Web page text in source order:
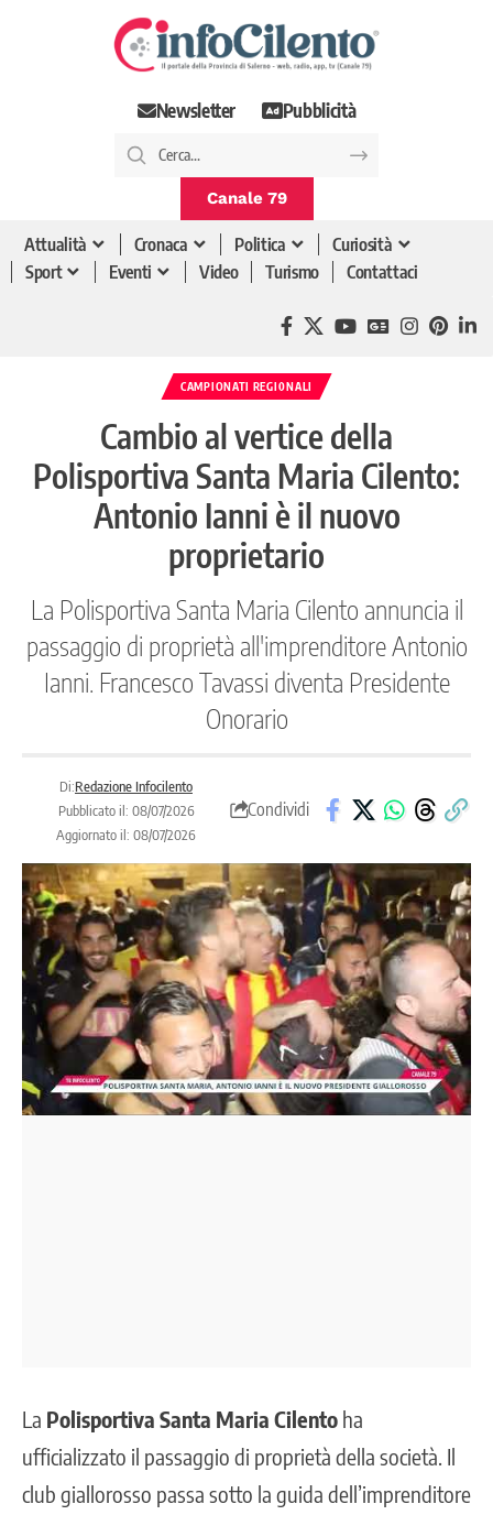
Newsletter Pubblicità
Canale 79
Attualità Cronaca Politica
Curiosità
Sport
Eventi Video Turismo Contattaci
CAMPIONATI REGIONALI
Cambio al vertice della
Polisportiva Santa Maria Cilento:
Antonio Ianni è il nuovo
proprietario
La Polisportiva Santa Maria Cilento annuncia il
passaggio di proprietà all'imprenditore Antonio
Ianni. Francesco Tavassi diventa Presidente
Onorario
Di:Redazione Infocilento
Pubblicato il: 08/07/2026
Aggiornato il: 08/07/2026
Condividi
La Polisportiva Santa Maria Cilento ha
ufficializzato il passaggio di proprietà della società. Il
club giallorosso passa sotto la guida dell’imprenditore